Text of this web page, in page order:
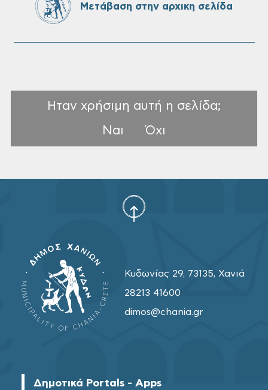
Μετάβαση στην αρχικη σελίδα
Ηταν χρήσιμη αυτή η σελίδα;
Ναι
Όχι
Κυδωνίας 29, 73135, Χανιά
28213 41600
dimos@chania.gr
Δημοτικά Portals - Apps